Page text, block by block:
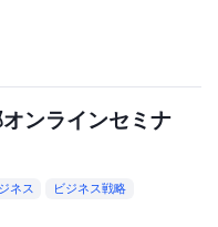
ンラインセミナ
ネス
ビジネス戦略